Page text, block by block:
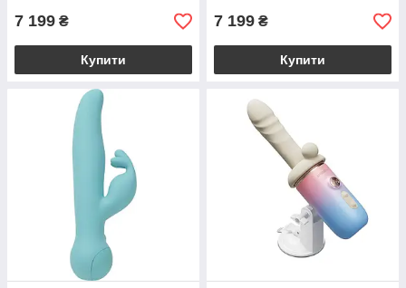
7 199 ₴
Купити
7 199 ₴
Купити